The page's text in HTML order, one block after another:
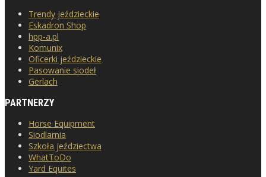
Trendy jeździeckie
Eskadron Shop
hpp-a.pl
Komunix
Oficerki jeździeckie
Pasowanie siodeł
Gerlach
PARTNERZY
Horse Equipment
Siodlarnia
Szkoła jeździectwa
WhatToDo
Yard Equites